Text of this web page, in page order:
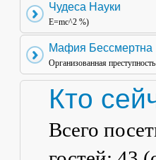
Чудеса Науки
E=mc^2 %)
Мафия Бессмертна
Организованная
Кто
Всего